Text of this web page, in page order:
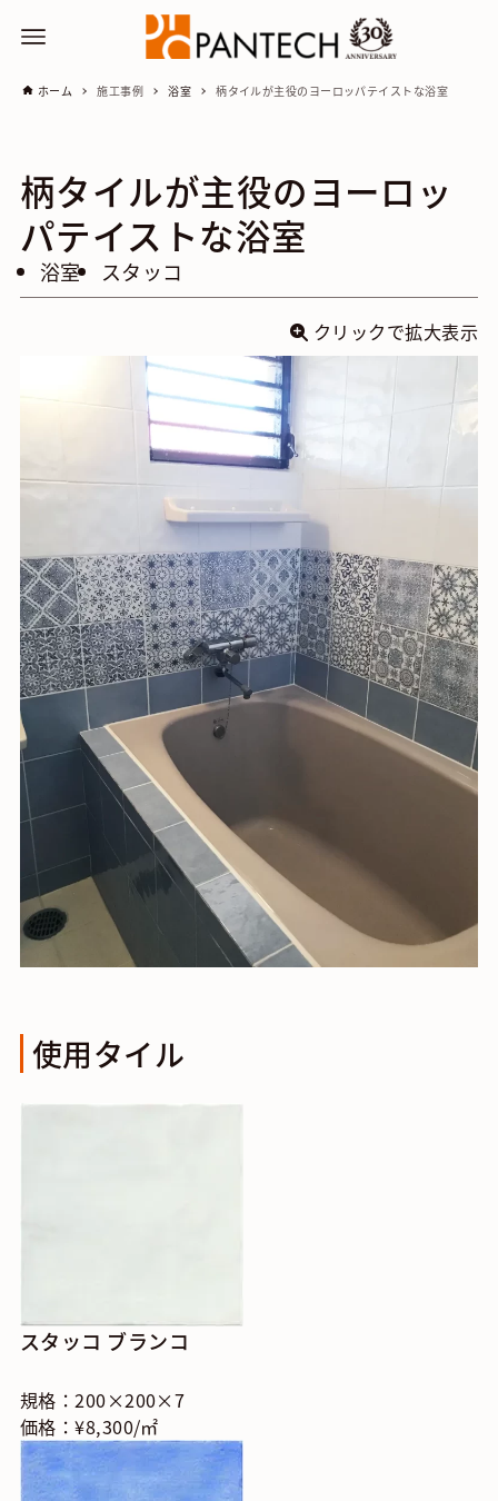
ホーム 施工事例 浴室 柄タイルが主役のヨーロッパテイストな浴室
柄タイルが主役のヨーロッ
パテイストな浴室
浴室 スタッコ
クリックで拡大表示
使用タイル
スタッコ ブランコ
規格：200×200×7
価格：¥8,300/㎡